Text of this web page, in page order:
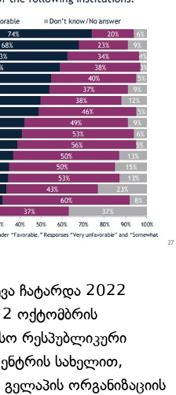
ჩატარდა 2022
ოქტომბრის
რესპუბლიკური
სახელით,
ორგანიზაციის